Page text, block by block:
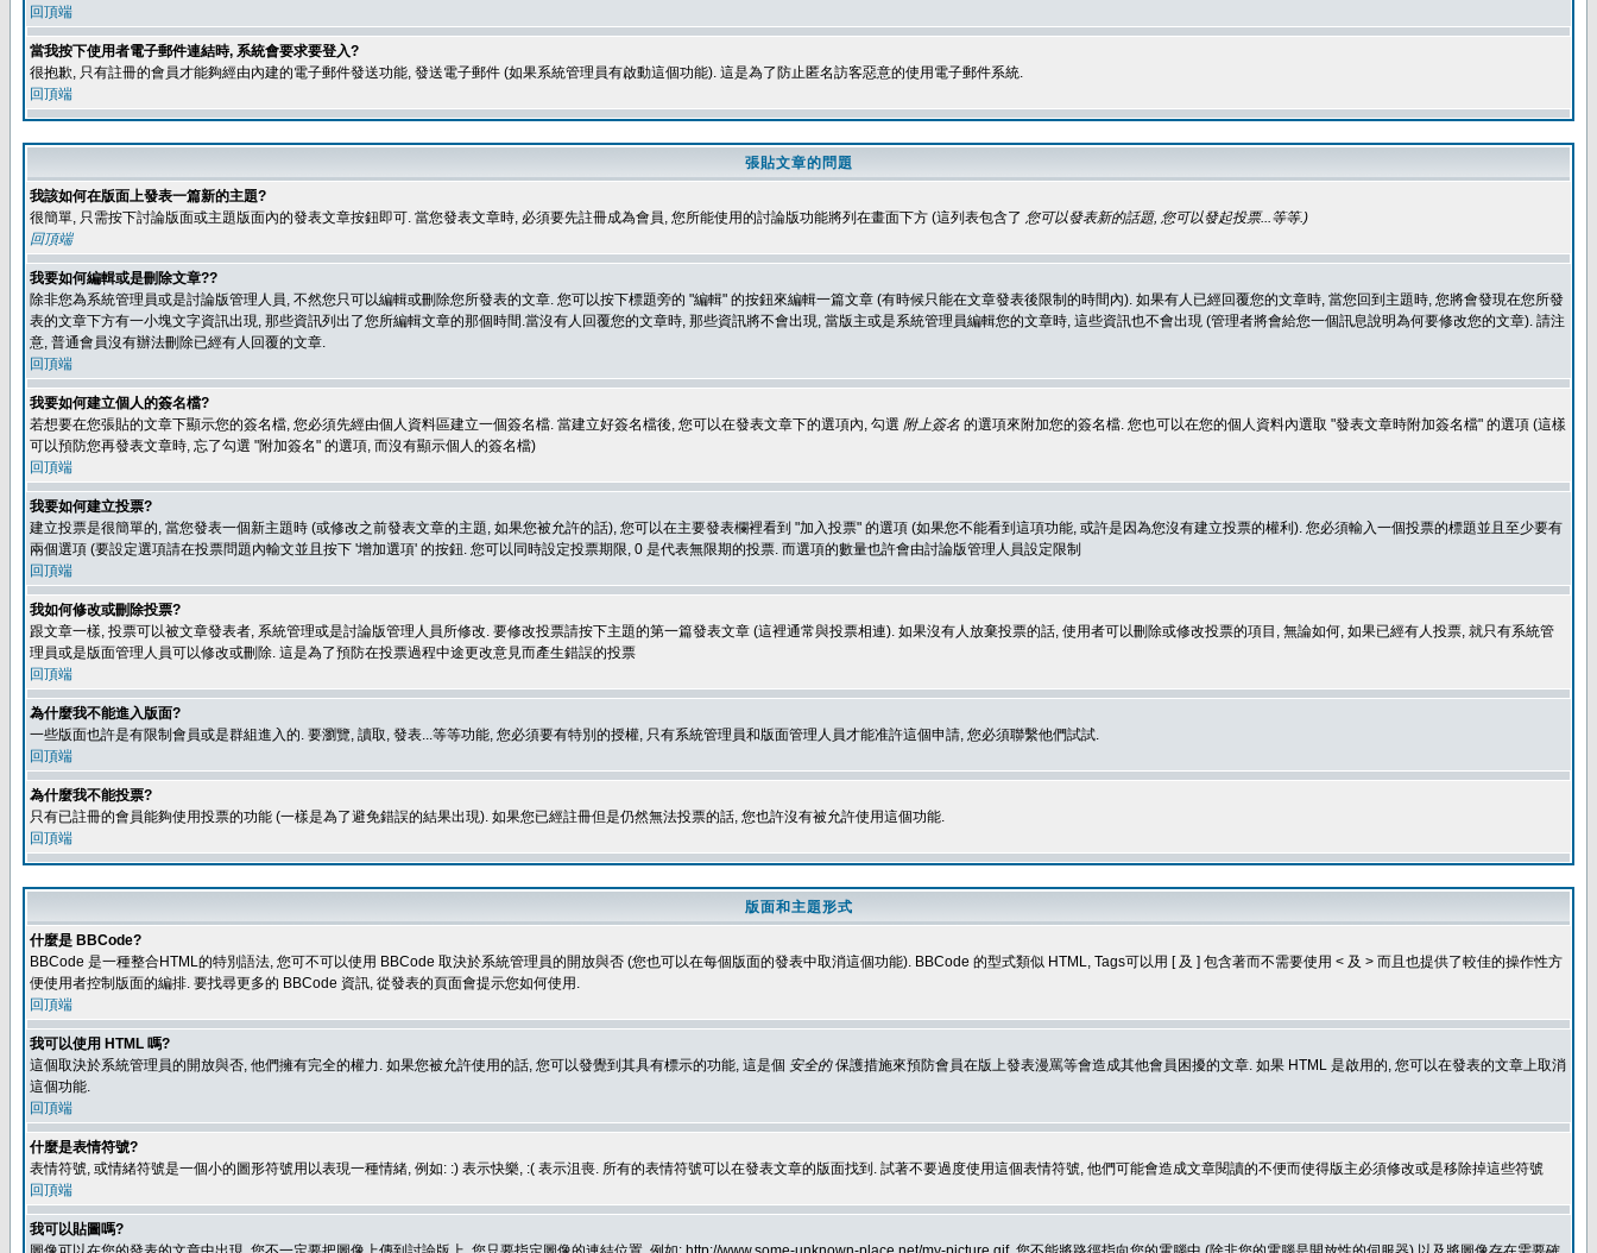
回頂端
當我按下使用者電子郵件連結時, 系統會要求要登入?
很抱歉, 只有註冊的會員才能夠經由內建的電子郵件發送功能, 發送電子郵件 (如果系統管理員有啟動這個功能). 這是為了防止匿名訪客惡意的使用電子郵件系統.
回頂端
張貼文章的問題
我該如何在版面上發表一篇新的主題?
很簡單, 只需按下討論版面或主題版面內的發表文章按鈕即可. 當您發表文章時, 必須要先註冊成為會員, 您所能使用的討論版功能將列在畫面下方 (這列表包含了 您可以發表新的話題, 您可以發起投票...等等.)
回頂端
我要如何編輯或是刪除文章??
除非您為系統管理員或是討論版管理人員, 不然您只可以編輯或刪除您所發表的文章. 您可以按下標題旁的 "編輯" 的按鈕來編輯一篇文章 (有時候只能在文章發表後限制的時間內). 如果有人已經回覆您的文章時, 當您回到主題時, 您將會發現在您所發
表的文章下方有一小塊文字資訊出現, 那些資訊列出了您所編輯文章的那個時間.當沒有人回覆您的文章時, 那些資訊將不會出現, 當版主或是系統管理員編輯您的文章時, 這些資訊也不會出現 (管理者將會給您一個訊息說明為何要修改您的文章). 請注
意, 普通會員沒有辦法刪除已經有人回覆的文章.
回頂端
我要如何建立個人的簽名檔?
若想要在您張貼的文章下顯示您的簽名檔, 您必須先經由個人資料區建立一個簽名檔. 當建立好簽名檔後, 您可以在發表文章下的選項內, 勾選 附上簽名 的選項來附加您的簽名檔. 您也可以在您的個人資料內選取 "發表文章時附加簽名檔" 的選項 (這樣
可以預防您再發表文章時, 忘了勾選 "附加簽名" 的選項, 而沒有顯示個人的簽名檔)
回頂端
我要如何建立投票?
建立投票是很簡單的, 當您發表一個新主題時 (或修改之前發表文章的主題, 如果您被允許的話), 您可以在主要發表欄裡看到 "加入投票" 的選項 (如果您不能看到這項功能, 或許是因為您沒有建立投票的權利). 您必須輸入一個投票的標題並且至少要有
兩個選項 (要設定選項請在投票問題內輸文並且按下 '增加選項' 的按鈕. 您可以同時設定投票期限, 0 是代表無限期的投票. 而選項的數量也許會由討論版管理人員設定限制
回頂端
我如何修改或刪除投票?
跟文章一樣, 投票可以被文章發表者, 系統管理或是討論版管理人員所修改. 要修改投票請按下主題的第一篇發表文章 (這裡通常與投票相連). 如果沒有人放棄投票的話, 使用者可以刪除或修改投票的項目, 無論如何, 如果已經有人投票, 就只有系統管
理員或是版面管理人員可以修改或刪除. 這是為了預防在投票過程中途更改意見而產生錯誤的投票
回頂端
為什麼我不能進入版面?
一些版面也許是有限制會員或是群組進入的. 要瀏覽, 讀取, 發表...等等功能, 您必須要有特別的授權, 只有系統管理員和版面管理人員才能准許這個申請, 您必須聯繫他們試試.
回頂端
為什麼我不能投票?
只有已註冊的會員能夠使用投票的功能 (一樣是為了避免錯誤的結果出現). 如果您已經註冊但是仍然無法投票的話, 您也許沒有被允許使用這個功能.
回頂端
版面和主題形式
什麼是 BBCode?
BBCode 是一種整合HTML的特別語法, 您可不可以使用 BBCode 取決於系統管理員的開放與否 (您也可以在每個版面的發表中取消這個功能). BBCode 的型式類似 HTML, Tags可以用 [ 及 ] 包含著而不需要使用 < 及 > 而且也提供了較佳的操作性方
便使用者控制版面的編排. 要找尋更多的 BBCode 資訊, 從發表的頁面會提示您如何使用.
回頂端
我可以使用 HTML 嗎?
這個取決於系統管理員的開放與否, 他們擁有完全的權力. 如果您被允許使用的話, 您可以發覺到其具有標示的功能, 這是個 安全的保護措施來預防會員在版上發表漫罵等會造成其他會員困擾的文章. 如果 HTML 是啟用的, 您可以在發表的文章上取消
這個功能.
回頂端
什麼是表情符號?
表情符號, 或情緒符號是一個小的圖形符號用以表現一種情緒, 例如: :) 表示快樂, :( 表示沮喪. 所有的表情符號可以在發表文章的版面找到. 試著不要過度使用這個表情符號, 他們可能會造成文章閱讀的不便而使得版主必須修改或是移除掉這些符號
回頂端
我可以貼圖嗎?